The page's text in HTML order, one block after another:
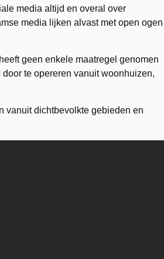
media altijd en overal over
media lijken alvast met open ogen
geen enkele maatregel genomen
te opereren vanuit woonhuizen,
vanuit dichtbevolkte gebieden en